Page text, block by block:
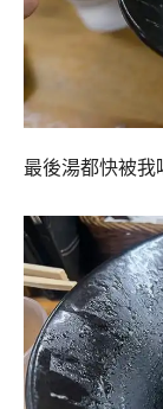
最後湯都快被我